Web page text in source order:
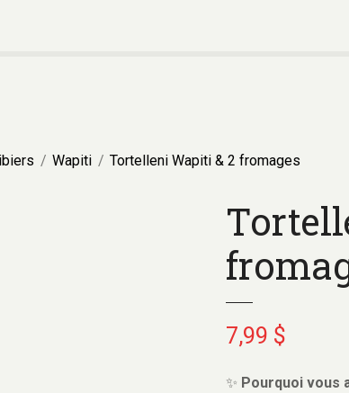
Wapiti Tortelleni Wapiti & 2 fromages
7,99 $
✨ Pourquoi vous